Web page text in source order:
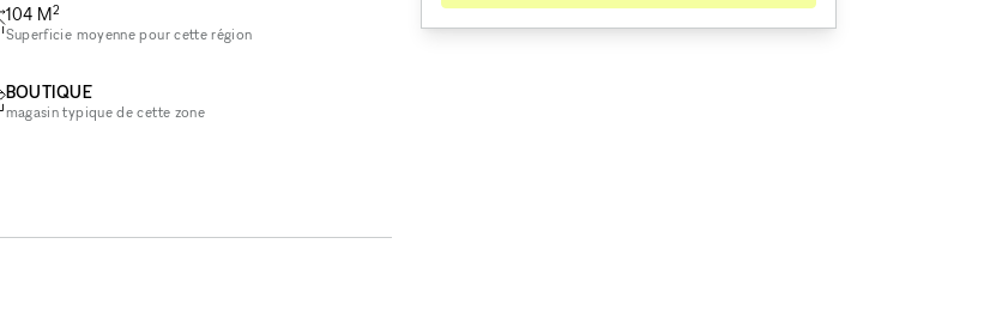
104 M2
Superficie moyenne pour cette région
BOUTIQUE
magasin typique de cette zone